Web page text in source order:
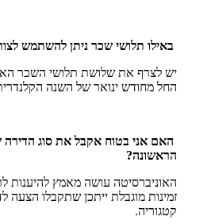
באילו תלושי שכר ניתן להשתמש
יש לצרף את שלושת תלושי השכר
החל מחודש ינואר של השנה
האם אני בטוח אקבל את סוג הדירה
הראשונה?
האוניברסיטה עושה מאמץ להיענות
זמינות מוגבלת ייתכן שתקבלו הצעה
קטגוריה.